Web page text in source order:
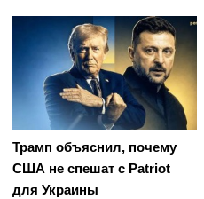
Трамп объяснил, почему
США не спешат с Patriot
для Украины